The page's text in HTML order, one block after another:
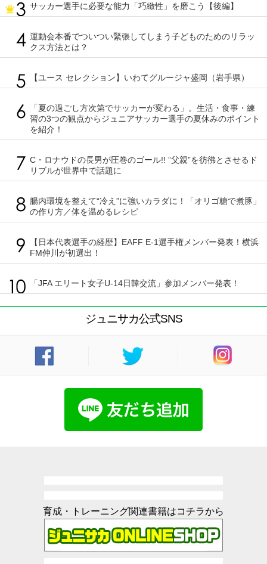
サッカー選手に必要な能力「巧緻性」を磨こう【後編】
運動会本番でついつい緊張してしまう子どものためのリラッ
クス方法とは？
【ユース セレクション】いわてグルージャ盛岡（岩手県）
「夏の過ごし方次第でサッカーが変わる」。生活・食事・練
習の3つの観点からジュニアサッカー選手の夏休みのポイント
を紹介！
C・ロナウドの長男が圧巻のゴール!! ”父親”を彷彿とさせるド
リブルが世界中で話題に
腸内環境を整えて“冷え”に強いカラダに！「オリゴ糖で煮豚」
の作り方／体を温めるレシピ
【日本代表選手の経歴】EAFF E-1選手権メンバー発表！横浜
FM仲川が初選出！
「JFA エリート女子U-14日韓交流」参加メンバー発表！
ジュニサカ公式SNS
育成・トレーニング関連書籍はコチラから